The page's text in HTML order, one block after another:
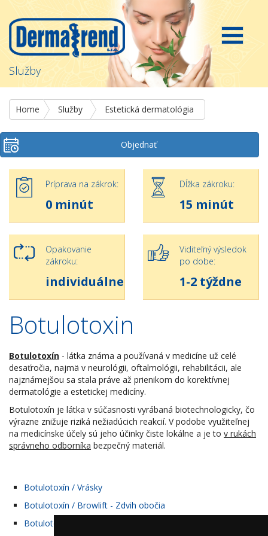
Služby
Home Služby Estetická dermatológia
Objednať
Príprava na zákrok:
0 minút
Dĺžka zákroku:
15 minút
Opakovanie
zákroku:
individuálne
Viditeľný výsledok
po dobe:
1-2 týždne
Botulotoxin
Botulotoxín - látka známa a používaná v medicíne už celé
desaťročia, najmä v neurológii, oftalmológii, rehabilitácii, ale
najznámejšou sa stala práve až prienikom do korektívnej
dermatológie a estetickej medicíny.
Botulotoxín je látka v súčasnosti vyrábaná biotechnologicky, čo
výrazne znižuje riziká nežiadúcich reakcií. V podobe využiteľnej
na medicínske účely sú jeho účinky čiste lokálne a je to v rukách
správneho odborníka bezpečný materiál.
Botulotoxín / Vrásky
Botulotoxín / Browlift - Zdvih obočia
Botulotoxín / Bunny Lines - Pokrčený nos